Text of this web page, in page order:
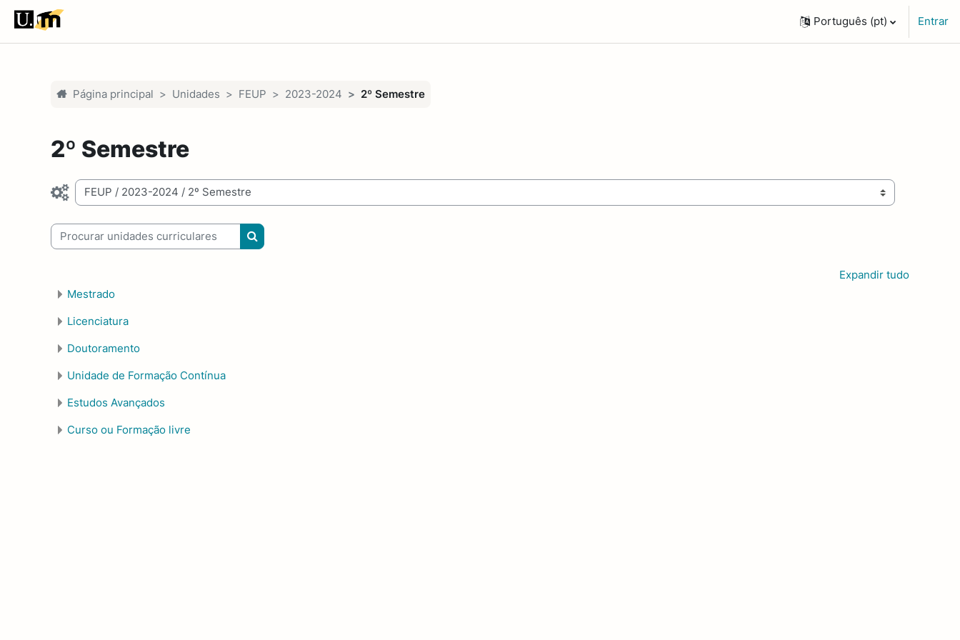
Ir para o conteúdo principal
Português ‎(pt)‎
Entrar
Página principal Unidades FEUP 2023-2024 2º Semestre
2º Semestre
de unidades curriculares
Procurar unidades curriculares
Procurar unidades curriculares
Expandir tudo
Mestrado
Licenciatura
Doutoramento
Unidade de Formação Contínua
Estudos Avançados
Curso ou Formação livre